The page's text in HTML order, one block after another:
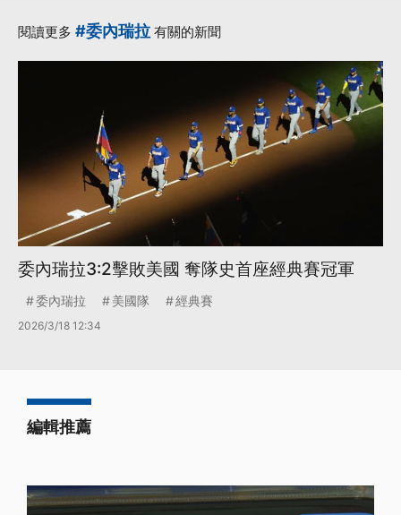
·美國政府·馬杜羅·
更多...
閱讀更多 #委內瑞拉 有關的新聞
委內瑞拉3:2擊敗美國 奪隊史首座經典賽冠軍
委內瑞拉 美國隊 經典賽
2026/3/18 12:34
編輯推薦